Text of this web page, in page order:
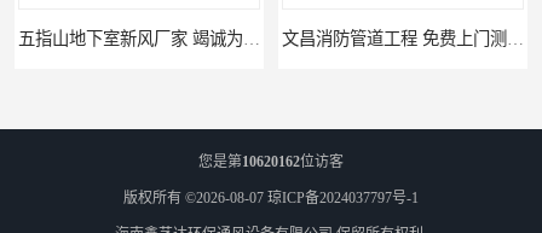
您是第10620162位访客
版权所有 ©2026-08-07 琼ICP备2024037797号-1